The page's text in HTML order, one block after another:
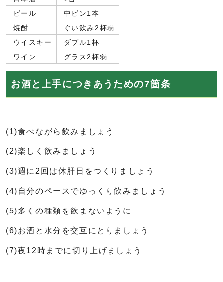
ビール
中ビン1本
焼酎
ぐい飲み2杯弱
ウイスキー
ダブル1杯
ワイン
グラス2杯弱
お酒と上手につきあうための7箇条
(1)食べながら飲みましょう
(2)楽しく飲みましょう
(3)週に2回は休肝日をつくりましょう
(4)自分のペースでゆっくり飲みましょう
(5)多くの種類を飲まないように
(6)お酒と水分を交互にとりましょう
(7)夜12時までに切り上げましょう